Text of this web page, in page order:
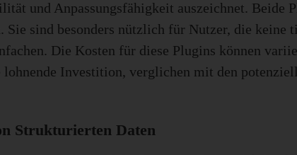
und Anpassungsfähigkeit auszeichnet. Beide
sind besonders nützlich für Nutzer, die keine
Die Kosten für diese Plugins können
Investition, verglichen mit den
Strukturierten Daten